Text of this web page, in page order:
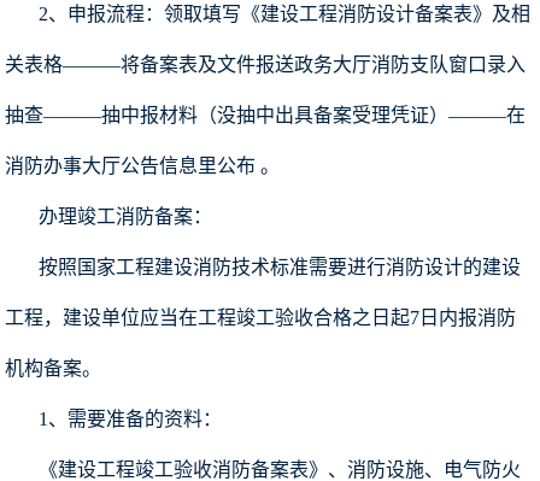
2、申报流程：领取填写《建设工程消防设计备案表》及相
关表格———将备案表及文件报送政务大厅消防支队窗口录入
抽查———抽中报材料（没抽中出具备案受理凭证）———在
消防办事大厅公告信息里公布 。
办理竣工消防备案：
按照国家工程建设消防技术标准需要进行消防设计的建设
工程，建设单位应当在工程竣工验收合格之日起7日内报消防
机构备案。
1、需要准备的资料：
《建设工程竣工验收消防备案表》、消防设施、电气防火